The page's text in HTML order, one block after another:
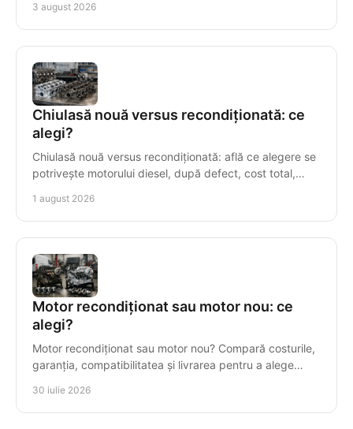
3 august 2026
Chiulasă nouă versus recondiționată: ce
alegi?
Chiulasă nouă versus recondiționată: află ce alegere se
potrivește motorului diesel, după defect, cost total,
1 august 2026
Motor recondiționat sau motor nou: ce
alegi?
Motor recondiționat sau motor nou? Compară costurile,
garanția, compatibilitatea și livrarea pentru a alege
30 iulie 2026